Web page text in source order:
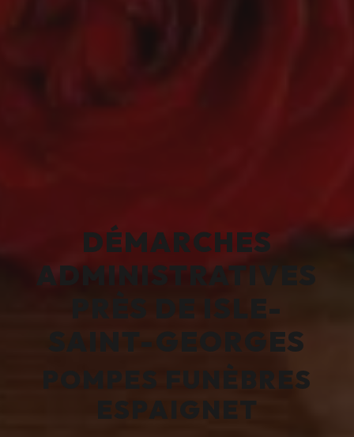
DÉMARCHES
ADMINISTRATIVES
PRÈS DE ISLE-
SAINT-GEORGES
POMPES FUNÈBRES
ESPAIGNET